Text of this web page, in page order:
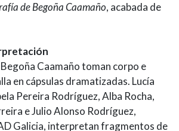
de Begoña Caamaño, acabada de
Caamaño toman corpo e
en cápsulas dramatizadas. Lucía
Pereira Rodríguez, Alba Rocha,
e Julio Alonso Rodríguez,
Galicia, interpretan fragmentos de